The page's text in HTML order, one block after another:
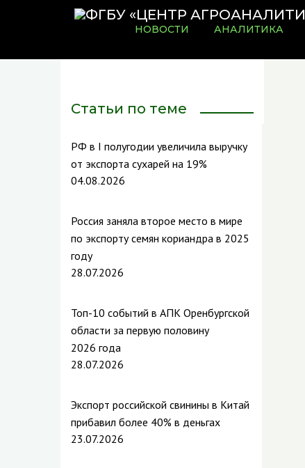
НОВОСТИ АНАЛИТИКА
Статьи по теме
РФ в I полугодии увеличила выручку
от экспорта сухарей на 19%
04.08.2026
Россия заняла второе место в мире
по экспорту семян кориандра в 2025
году
28.07.2026
Топ-10 событий в АПК Оренбургской
области за первую половину
2026 года
28.07.2026
Экспорт российской свинины в Китай
прибавил более 40% в деньгах
23.07.2026